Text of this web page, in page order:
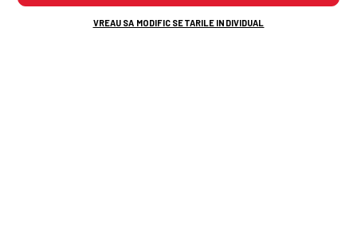
VREAU SA MODIFIC SETARILE INDIVIDUAL